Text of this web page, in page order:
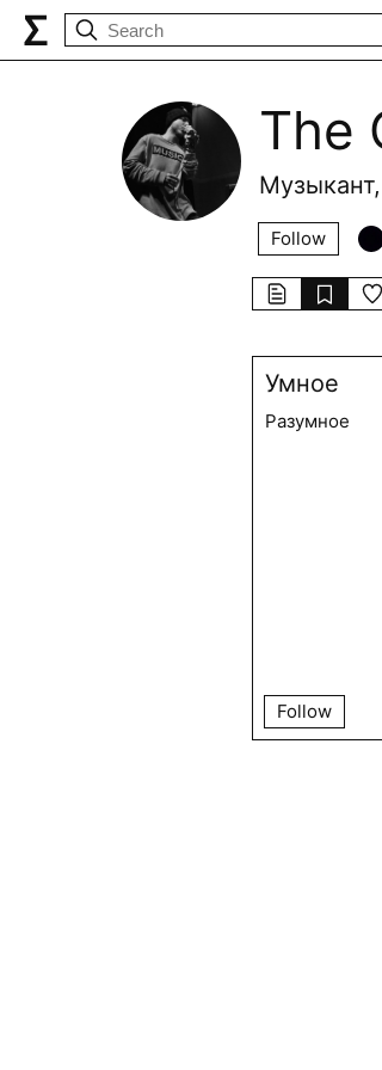
The
Follow
Умное
Разумное
Follow